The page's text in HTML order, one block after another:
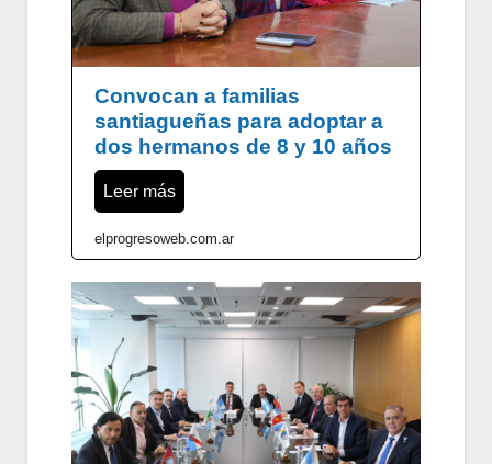
Convocan a familias
santiagueñas para adoptar a
dos hermanos de 8 y 10 años
Leer más
elprogresoweb.com.ar